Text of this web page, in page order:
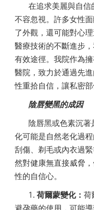
在追求美麗與自
不容忽視。許多女性
了外觀，還可能對心
醫療技術的不斷進步
有效途徑。我院作為
醫院，致力於通過先
性重拾自信，讓私密部
陰唇變黑的成因
陰唇黑或色素沉
化可能是自然老化過
刮傷、剃毛或內衣過
然對健康無直接威脅
性的自信心。
1. 荷爾蒙變化： 荷